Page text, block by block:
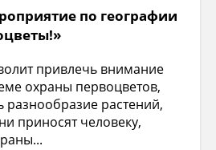
по географии
привлечь внимание
охраны первоцветов,
разнообразие растений,
приносят человеку,